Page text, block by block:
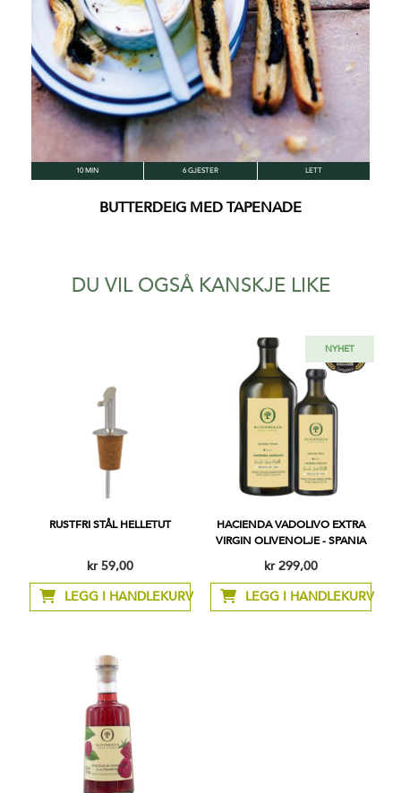
10 MIN 6 GJESTER LETT
BUTTERDEIG MED TAPENADE
DU VIL OGSÅ KANSKJE LIKE
RUSTFRI STÅL HELLETUT
kr 59,00
LEGG I HANDLEKURV
NYHET
HACIENDA VADOLIVO EXTRA
VIRGIN OLIVENOLJE - SPANIA
Så
lav
som
kr 299,00
LEGG I HANDLEKURV